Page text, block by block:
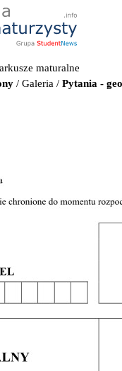
maturalne
/ Galeria / Pytania -